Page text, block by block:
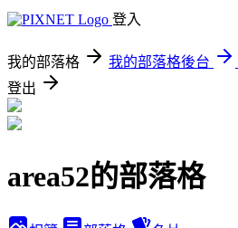
登入
我的部落格 我的部落格後台
登出
area52的部落格